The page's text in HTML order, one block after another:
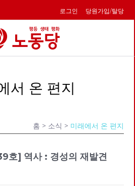
로그인 당원가입/탈당
서 온 편지
홈 > 소식 > 미래에서 온 편지
호] 역사 : 경성의 재발견